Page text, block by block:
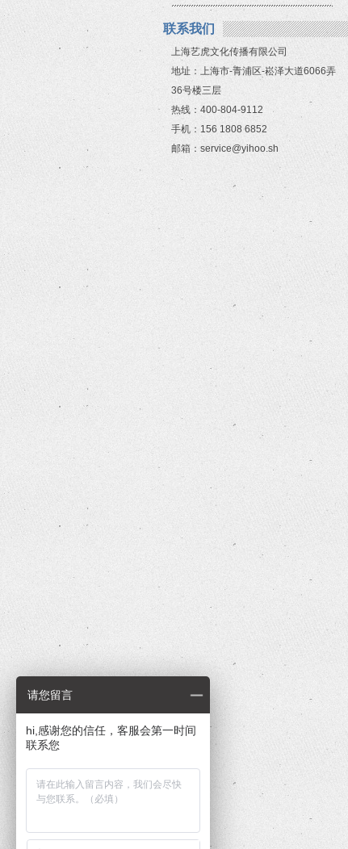
联系我们
上海艺虎文化传播有限公司
地址：上海市-青浦区-崧泽大道6066弄
36号楼三层
热线：400-804-9112
手机：156 1808 6852
邮箱：service@yihoo.sh
请您留言
hi,感谢您的信任，客服会第一时间
联系您